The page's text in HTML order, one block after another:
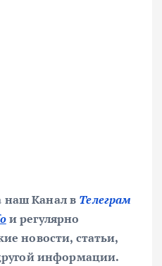
Канал в Телеграм
и регулярно
новости, статьи,
информации.